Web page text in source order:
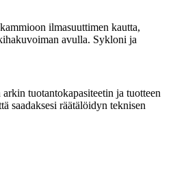
ilmasuuttimen kautta,
avulla. Sykloni ja
tuotantokapasiteetin ja tuotteen
saadaksesi räätälöidyn teknisen